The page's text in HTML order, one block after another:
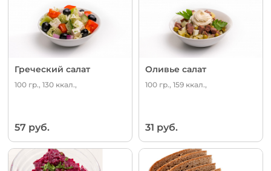
Греческий салат
100 гр., 130 ккал.,
57 руб.
Оливье салат
100 гр., 159 ккал.,
31 руб.